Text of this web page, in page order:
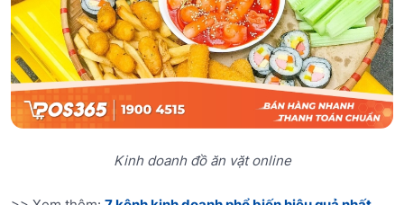
Kinh doanh đồ ăn vặt online